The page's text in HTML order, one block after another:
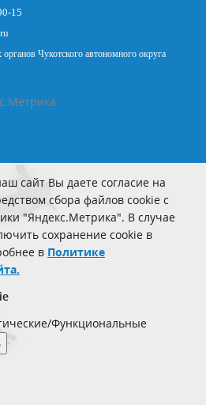
15
Чукотского автономного округа
сайт Вы даете согласие на
сбора файлов cookie с
"Яндекс.Метрика". В случае
сохранение cookie в
в Политике
Функциональные